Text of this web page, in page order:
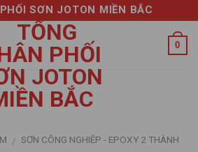
SƠN JOTON MIỀN BẮC
0
/ SƠN CÔNG NGHIÊP - EPOXY 2 THÀNH